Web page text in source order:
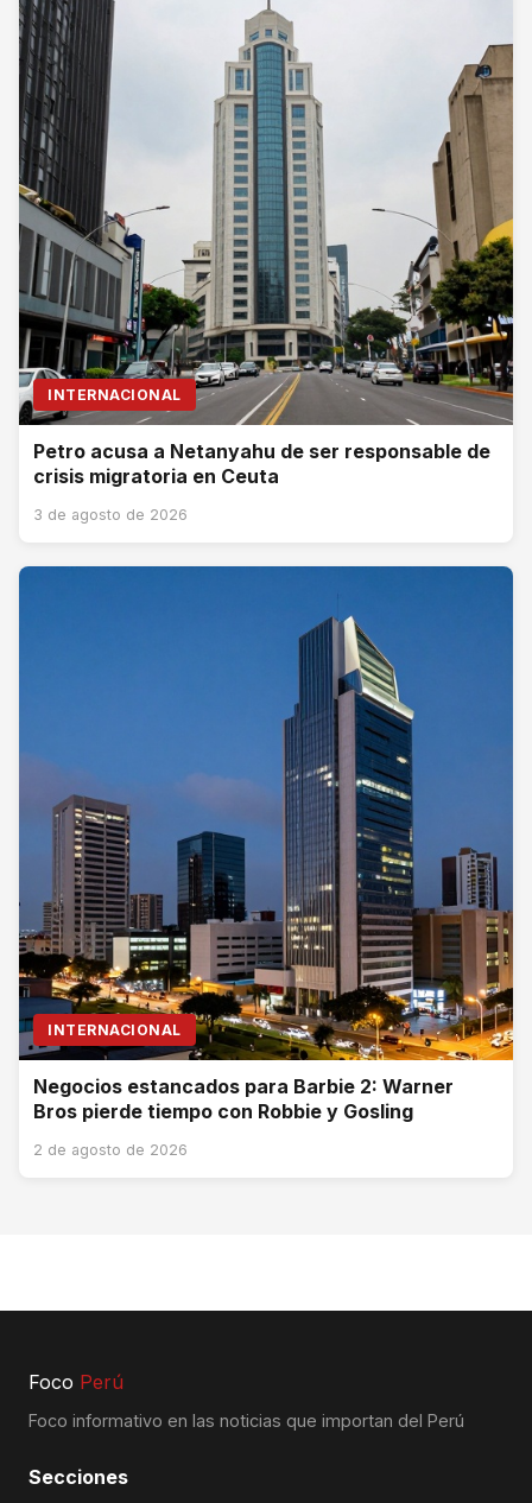
INTERNACIONAL
Petro acusa a Netanyahu de ser responsable de
crisis migratoria en Ceuta
3 de agosto de 2026
INTERNACIONAL
Negocios estancados para Barbie 2: Warner
Bros pierde tiempo con Robbie y Gosling
2 de agosto de 2026
Foco Perú
Foco informativo en las noticias que importan del Perú
Secciones